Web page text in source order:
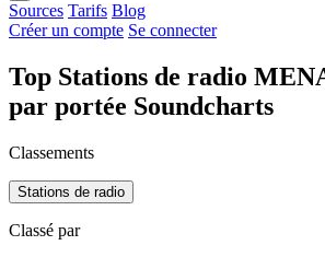
Sources Tarifs Blog
Créer un compte Se connecter
Top Stations de radio
par portée Soundcharts
Classements
Stations de radio
Classé par